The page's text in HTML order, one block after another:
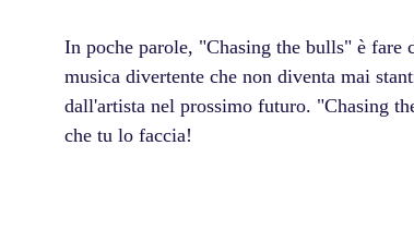
In poche parole, "Chasing the bulls" è fare
musica divertente che non diventa mai
dall'artista nel prossimo futuro. "Chasing
che tu lo faccia!